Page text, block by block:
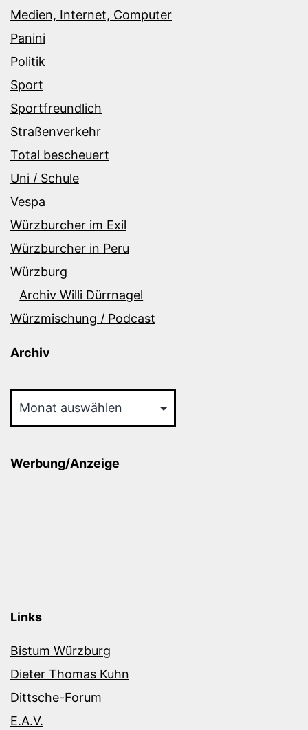
Medien, Internet, Computer
Panini
Politik
Sport
Sportfreundlich
Straßenverkehr
Total bescheuert
Uni / Schule
Vespa
Würzburcher im Exil
Würzburcher in Peru
Würzburg
Archiv Willi Dürrnagel
Würzmischung / Podcast
Archiv
Werbung/Anzeige
Links
Bistum Würzburg
Dieter Thomas Kuhn
Dittsche-Forum
E.A.V.